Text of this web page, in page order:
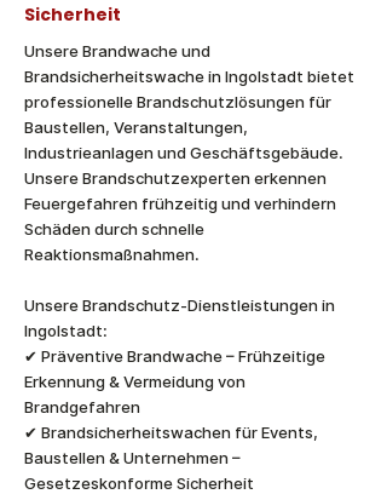
Sicherheit
Unsere Brandwache und
Brandsicherheitswache in Ingolstadt bietet
professionelle Brandschutzlösungen für
Baustellen, Veranstaltungen,
Industrieanlagen und Geschäftsgebäude.
Unsere Brandschutzexperten erkennen
Feuergefahren frühzeitig und verhindern
Schäden durch schnelle
Reaktionsmaßnahmen.
Unsere Brandschutz-Dienstleistungen in
Ingolstadt:
✔ Präventive Brandwache – Frühzeitige
Erkennung & Vermeidung von
Brandgefahren
✔ Brandsicherheitswachen für Events,
Baustellen & Unternehmen –
Gesetzeskonforme Sicherheit